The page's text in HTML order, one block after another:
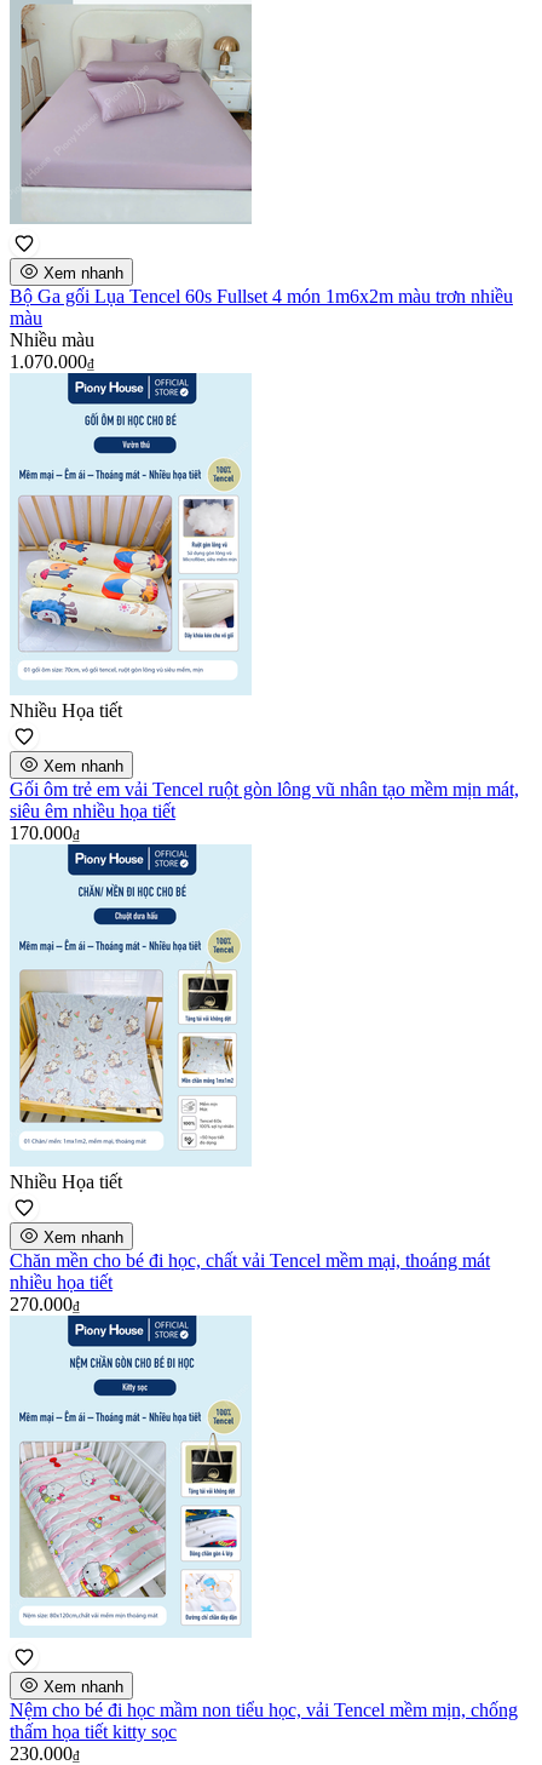
Xem nhanh
Bộ Ga gối Lụa Tencel 60s Fullset 4 món 1m6x2m màu trơn nhiều
màu
Nhiều màu
1.070.000₫
Nhiều Họa tiết
Xem nhanh
Gối ôm trẻ em vải Tencel ruột gòn lông vũ nhân tạo mềm mịn mát,
siêu êm nhiều họa tiết
170.000₫
Nhiều Họa tiết
Xem nhanh
Chăn mền cho bé đi học, chất vải Tencel mềm mại, thoáng mát
nhiều họa tiết
270.000₫
Xem nhanh
Nệm cho bé đi học mầm non tiểu học, vải Tencel mềm mịn, chống
thấm họa tiết kitty sọc
230.000₫